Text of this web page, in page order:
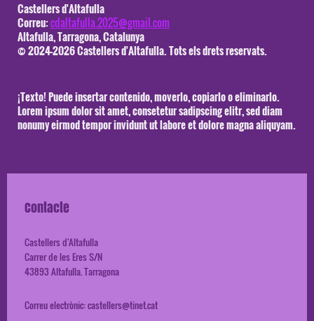
Castellers d'Altafulla
Correu:cdaltafulla.2025@gmail.com
Altafulla, Tarragona, Catalunya
© 2024-2026 Castellers d'Altafulla. Tots els drets reservats.
¡Texto! Puede insertar contenido, moverlo, copiarlo o eliminarlo.
Lorem ipsum dolor sit amet, consetetur sadipscing elitr, sed diam
nonumy eirmod tempor invidunt ut labore et dolore magna aliquyam.
Contacte
Castellers d'Altafulla
Carrer de les Eres S/N
43893 Altafulla. Tarragona
Correu electrònic:castellers@tinet.cat